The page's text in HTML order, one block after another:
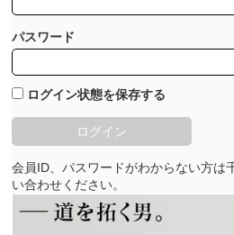
パスワード
ログイン状態を保存する
会員ID、パスワードがわからない方は
い合わせください。